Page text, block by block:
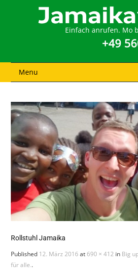
Einfach anrufen. Mo
+49
Menu
Rollstuhl Jamaika
Published 12. März 2016 at 690 × 412 in Big
für alle..